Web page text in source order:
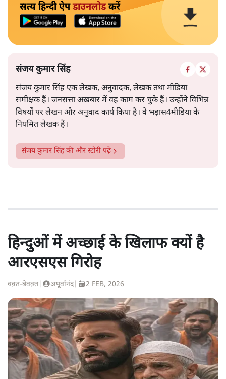
सत्य हिन्दी ऐपडाउनलोडकरें
संजय कुमार सिंह
संजय कुमार सिंह एक लेखक, अनुवादक, लेखक तथा मीडिया
समीक्षक हैं। जनसत्ता अख़बार में वह काम कर चुके हैं। उन्होंने विभिन्न
विषयों पर लेखन और अनुवाद कार्य किया है। वे भड़ास4मीडिया के
नियमित लेखक हैं।
संजय कुमार सिंहकी और स्टोरी पढ़ें
हिन्दुओं में अच्छाई के खिलाफ क्यों है
आरएसएस गिरोह
वक़्त-बेवक़्त अपूर्वानंद| 2 FEB, 2026